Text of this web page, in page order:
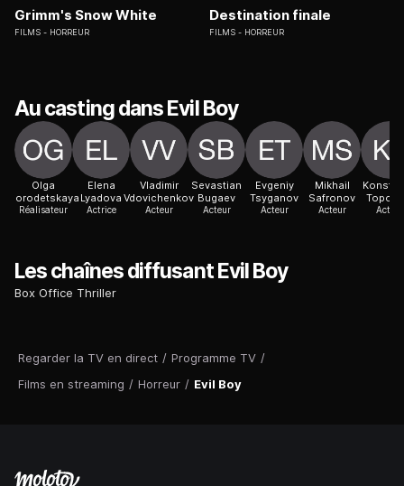
Regarder la TV en direct / Programme TV /
Films en streaming / Horreur / Evil Boy
Grimm's Snow White
FILMS HORREUR
Destination finale
FILMS HORREUR
Au casting dans Evil Boy
Olga
Gorodetskaya
Réalisateur
Elena
Lyadova
Actrice
Vladimir
Vdovichenkov
Acteur
Sevastian
Bugaev
Acteur
Evgeniy
Tsyganov
Acteur
Mikhail
Safronov
Acteur Acteur
Les chaînes diffusant Evil Boy
Box Office Thriller